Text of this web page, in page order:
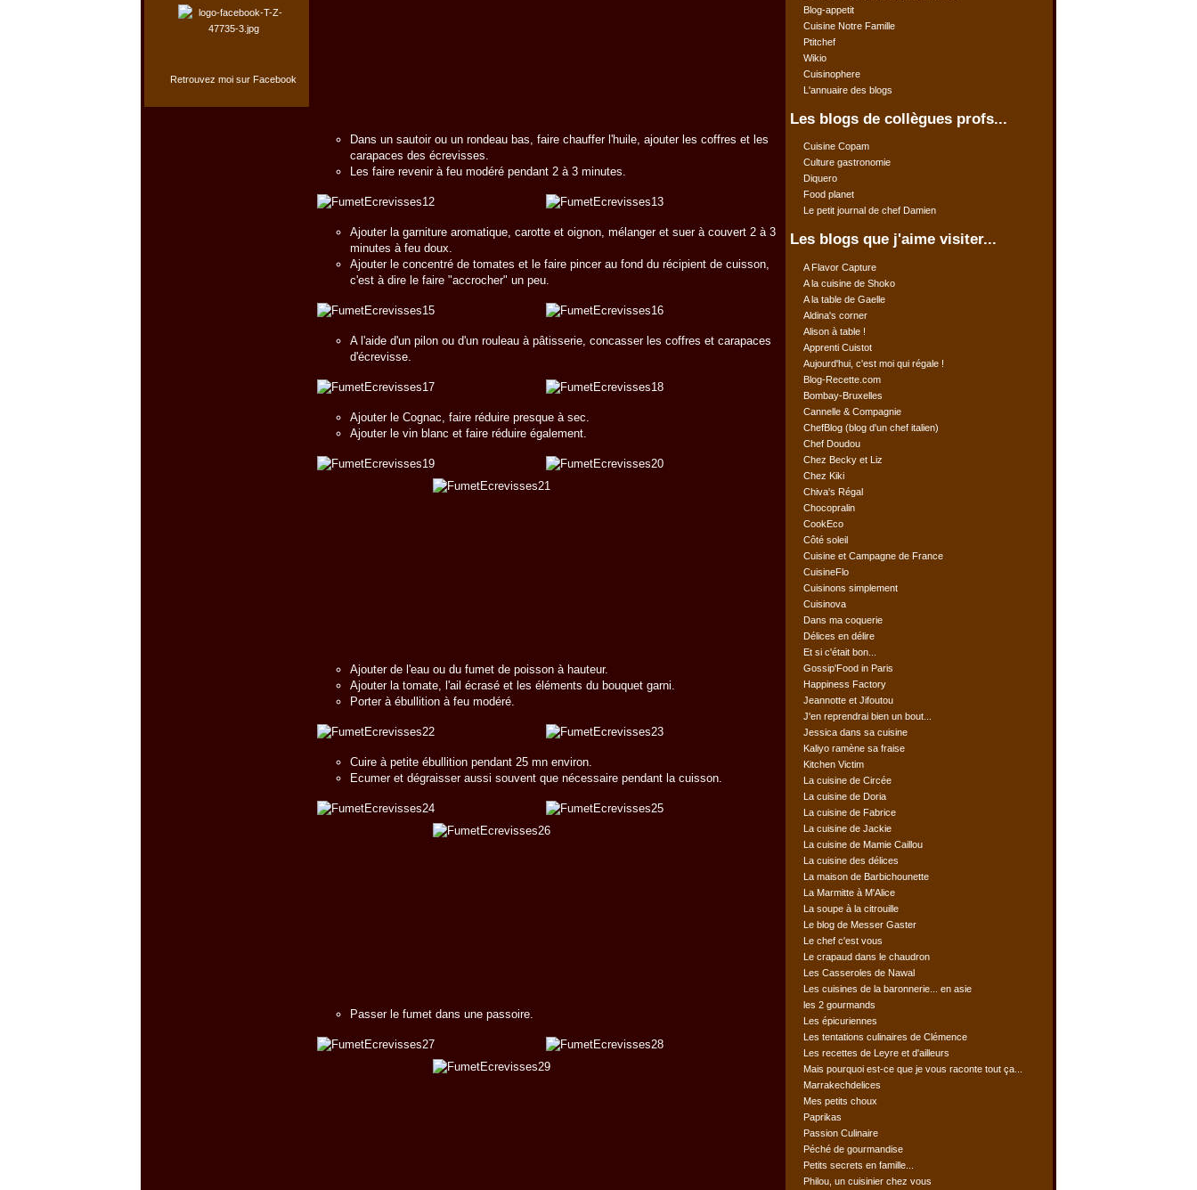
Retrouvez moi sur Facebook
Dans un sautoir ou un rondeau bas, faire chauffer l'huile, ajouter les coffres et les
carapaces des écrevisses.
Les faire revenir à feu modéré pendant 2 à 3 minutes.
Ajouter la garniture aromatique, carotte et oignon, mélanger et suer à couvert 2 à 3
minutes à feu doux.
Ajouter le concentré de tomates et le faire pincer au fond du récipient de cuisson,
c'est à dire le faire "accrocher" un peu.
A l'aide d'un pilon ou d'un rouleau à pâtisserie, concasser les coffres et carapaces
d'écrevisse.
Ajouter le Cognac, faire réduire presque à sec.
Ajouter le vin blanc et faire réduire également.
Ajouter de l'eau ou du fumet de poisson à hauteur.
Ajouter la tomate, l'ail écrasé et les éléments du bouquet garni.
Porter à ébullition à feu modéré.
Cuire à petite ébullition pendant 25 mn environ.
Ecumer et dégraisser aussi souvent que nécessaire pendant la cuisson.
Passer le fumet dans une passoire.
Blog-appetit
Cuisine Notre Famille
Ptitchef
Wikio
Cuisinophere
L'annuaire des blogs
Les blogs de collègues profs...
Cuisine Copam
Culture gastronomie
Diquero
Food planet
Le petit journal de chef Damien
Les blogs que j'aime visiter...
A Flavor Capture
A la cuisine de Shoko
A la table de Gaelle
Aldina's corner
Alison à table !
Apprenti Cuistot
Aujourd'hui, c'est moi qui régale !
Blog-Recette.com
Bombay-Bruxelles
Cannelle & Compagnie
ChefBlog (blog d'un chef italien)
Chef Doudou
Chez Becky et Liz
Chez Kiki
Chiva's Régal
Chocopralin
CookEco
Côté soleil
Cuisine et Campagne de France
CuisineFlo
Cuisinons simplement
Cuisinova
Dans ma coquerie
Délices en délire
Et si c'était bon...
Gossip'Food in Paris
Happiness Factory
Jeannotte et Jifoutou
J'en reprendrai bien un bout...
Jessica dans sa cuisine
Kaliyo ramène sa fraise
Kitchen Victim
La cuisine de Circée
La cuisine de Doria
La cuisine de Fabrice
La cuisine de Jackie
La cuisine de Mamie Caillou
La cuisine des délices
La maison de Barbichounette
La Marmitte à M'Alice
La soupe à la citrouille
Le blog de Messer Gaster
Le chef c'est vous
Le crapaud dans le chaudron
Les Casseroles de Nawal
Les cuisines de la baronnerie... en asie
les 2 gourmands
Les épicuriennes
Les tentations culinaires de Clémence
Les recettes de Leyre et d'ailleurs
Mais pourquoi est-ce que je vous raconte tout ça...
Marrakechdelices
Mes petits choux
Paprikas
Passion Culinaire
Péché de gourmandise
Petits secrets en famille...
Philou, un cuisinier chez vous